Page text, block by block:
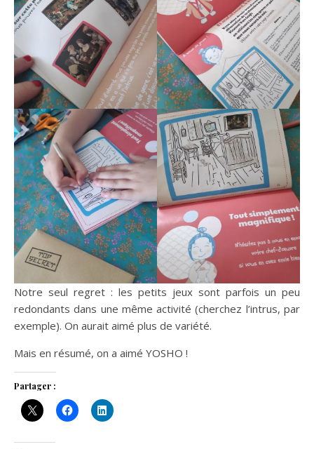
Notre seul regret : les petits jeux sont parfois un peu
redondants dans une même activité (cherchez l’intrus, par
exemple). On aurait aimé plus de variété.
Mais en résumé, on a aimé YOSHO !
Partager :